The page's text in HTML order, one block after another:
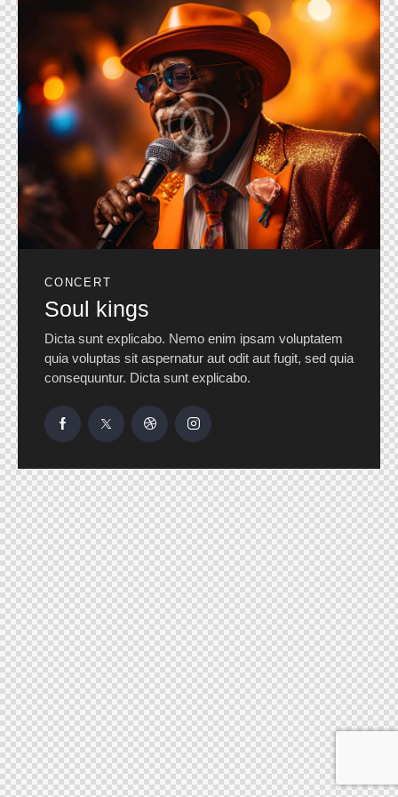
CONCERT
Soul kings
Dicta sunt explicabo. Nemo enim ipsam voluptatem
quia voluptas sit aspernatur aut odit aut fugit, sed quia
consequuntur. Dicta sunt explicabo.